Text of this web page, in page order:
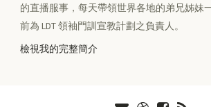
的直播服事，每天帶領世界各地的弟兄姊妹
前為 LDT 領袖門訓宣教計劃之負責人。
檢視我的完整簡介